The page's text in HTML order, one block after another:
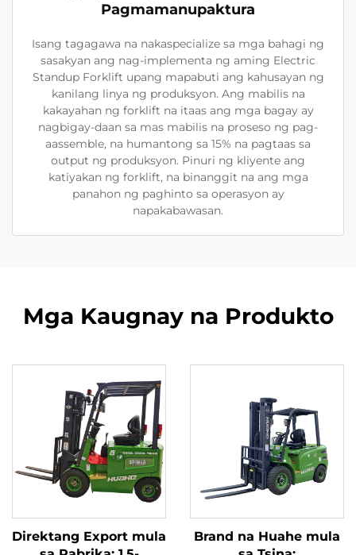
Pagmamanupaktura
Isang tagagawa na nakaspecialize sa mga bahagi ng
sasakyan ang nag-implementa ng aming Electric
Standup Forklift upang mapabuti ang kahusayan ng
kanilang linya ng produksyon. Ang mabilis na
kakayahan ng forklift na itaas ang mga bagay ay
nagbigay-daan sa mas mabilis na proseso ng pag-
aassemble, na humantong sa 15% na pagtaas sa
output ng produksyon. Pinuri ng kliyente ang
katiyakan ng forklift, na binanggit na ang mga
panahon ng paghinto sa operasyon ay
napakabawasan.
Mga Kaugnay na Produkto
Direktang Export mula
Brand na Huahe mula